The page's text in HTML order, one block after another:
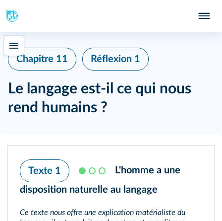
Chapitre 11 Réflexion 1
Le langage est‑il ce qui nous
rend humains ?
Texte 1
L'homme a une
disposition naturelle au langage
Ce texte nous offre une explication matérialiste du